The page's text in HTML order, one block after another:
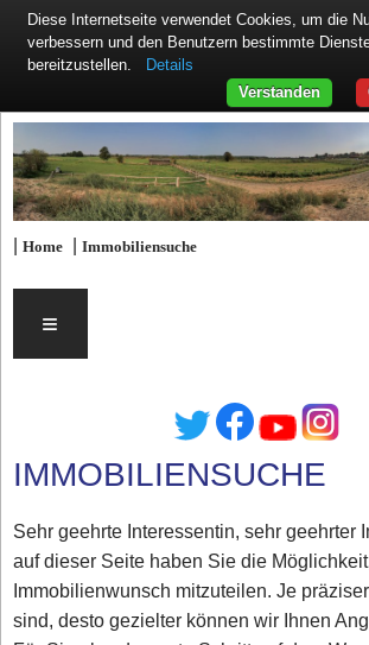
|Home |Immobiliensuche
≡
IMMOBILIENSUCHE
Sehr geehrte Interessentin, sehr geehrter
auf dieser Seite haben Sie die
Immobilienwunsch mitzuteilen. Je
sind, desto gezielter können wir Ihnen
Diese Internetseite verwendet Cookies, um die
verbessern und den Benutzern bestimmte
bereitzustellen.
Details
Verstanden